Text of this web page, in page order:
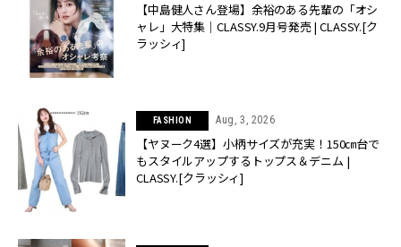
【中島健人さん登場】余裕のある先輩の「オシ
ャレ」大特集｜CLASSY.9月号発売 | CLASSY.[ク
ラッシィ]
FASHION Aug, 3, 2026
【ヤヌーク4選】小柄サイズが充実！150㎝台で
もスタイルアップするトップス＆デニム |
CLASSY.[クラッシィ]